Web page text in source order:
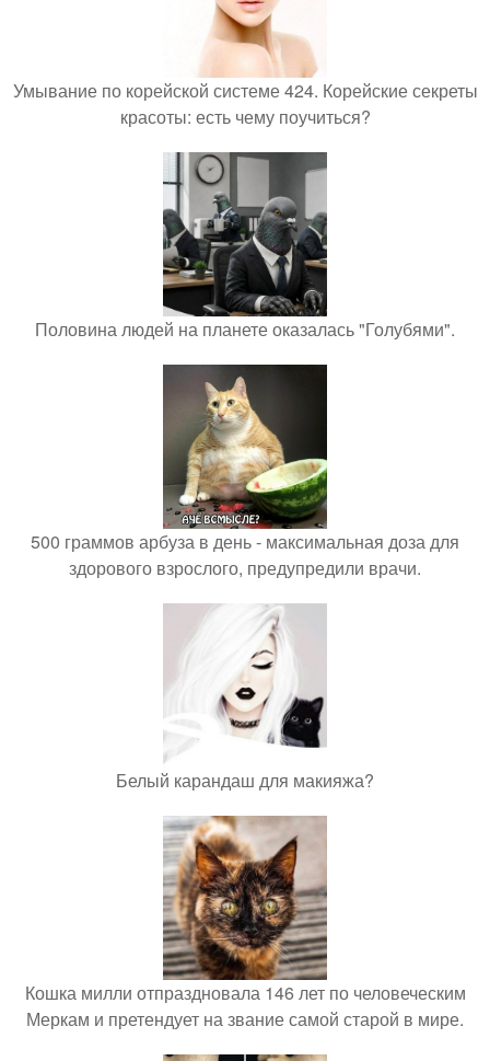
Умывание по корейской системе 424. Корейские секреты
красоты: есть чему поучиться?
Половина людей на планете оказалась "Голубями".
500 граммов арбуза в день - максимальная доза для
здорового взрослого, предупредили врачи.
Белый карандаш для макияжа?
Кошка милли отпраздновала 146 лет по человеческим
Меркам и претендует на звание самой старой в мире.